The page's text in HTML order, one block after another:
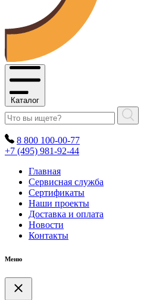
Каталог
8 800 100-00-77
+7 (495) 981-92-44
Главная
Сервисная служба
Сертификаты
Наши проекты
Доставка и оплата
Новости
Контакты
Меню